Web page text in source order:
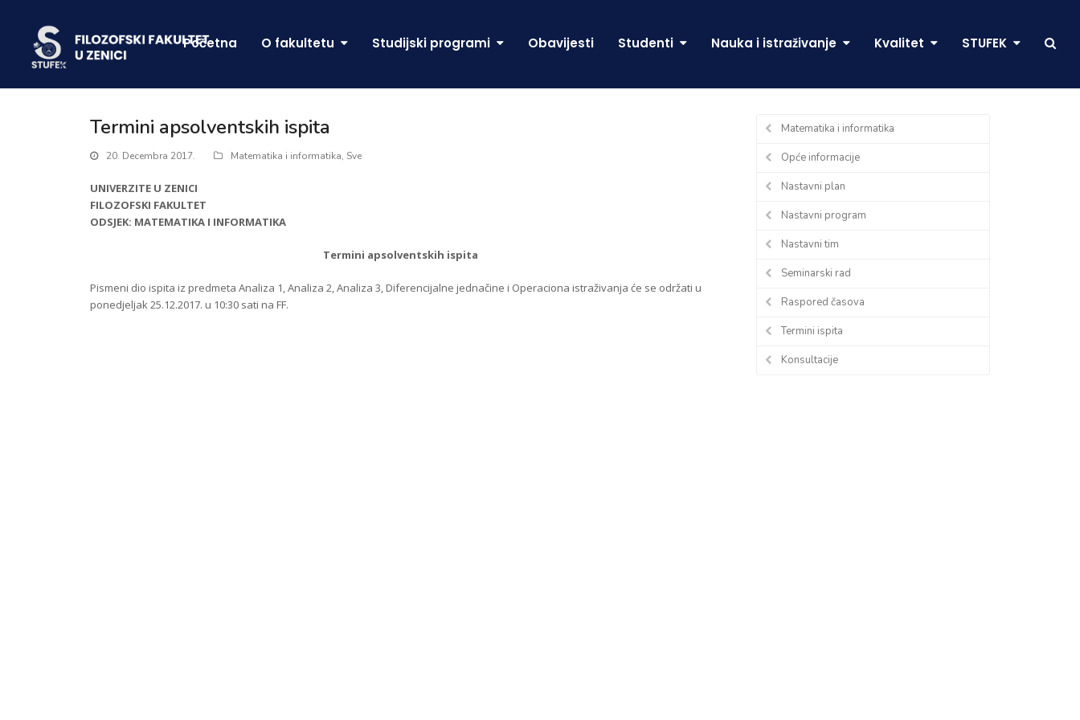
Početna O fakultetu Studijski programi Obavijesti Studenti Nauka i istraživanje Kvalitet STUFEK
Termini apsolventskih ispita
20. Decembra 2017. Matematika i informatika, Sve
UNIVERZITE U ZENICI
FILOZOFSKI FAKULTET
ODSJEK: MATEMATIKA I INFORMATIKA
Termini apsolventskih ispita
Pismeni dio ispita iz predmeta Analiza 1, Analiza 2, Analiza 3, Diferencijalne jednačine i Operaciona istraživanja će se održati u
ponedjeljak 25.12.2017. u 10:30 sati na FF.
Matematika i informatika
Opće informacije
Nastavni plan
Nastavni program
Nastavni tim
Seminarski rad
Raspored časova
Termini ispita
Konsultacije